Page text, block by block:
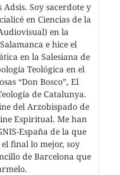
Soy sacerdote y
en Ciencias de la
en la
e hice el
en la Salesiana de
Teológica en el
“Don Bosco”, El
de Catalunya.
del Arzobispado de
Espiritual. Me han
España de la que
final lo mejor, soy
de Barcelona que